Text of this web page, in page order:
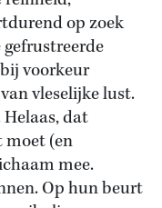
op zoek
voorkeur
vleselijke lust.
dat
moet (en
mee.
Op hun beurt